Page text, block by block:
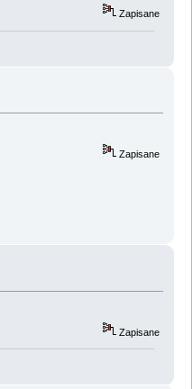
Zapisane
Zapisane
Zapisane